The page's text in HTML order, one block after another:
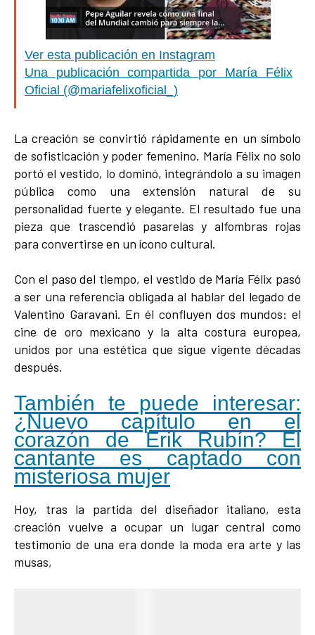
Ver esta publicación en Instagram
Una publicación compartida por María Félix
Oficial (@mariafelixoficial_)
La creación se convirtió rápidamente en un símbolo
de sofisticación y poder femenino. María Félix no solo
portó el vestido, lo dominó, integrándolo a su imagen
pública como una extensión natural de su
personalidad fuerte y elegante. El resultado fue una
pieza que trascendió pasarelas y alfombras rojas
para convertirse en un ícono cultural.
Con el paso del tiempo, el vestido de María Félix pasó
a ser una referencia obligada al hablar del legado de
Valentino Garavani. En él confluyen dos mundos: el
cine de oro mexicano y la alta costura europea,
unidos por una estética que sigue vigente décadas
después.
También te puede interesar:
¿Nuevo capítulo en el
corazón de Erik Rubín? El
cantante es captado con
misteriosa mujer
Hoy, tras la partida del diseñador italiano, esta
creación vuelve a ocupar un lugar central como
testimonio de una era donde la moda era arte y las
musas,